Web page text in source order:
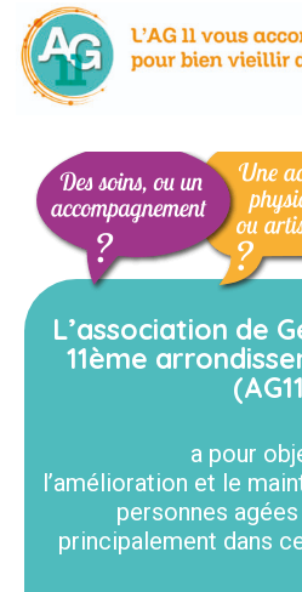
L’association de
11ème
a pour
l’amélioration et le
personnes
principalement dans